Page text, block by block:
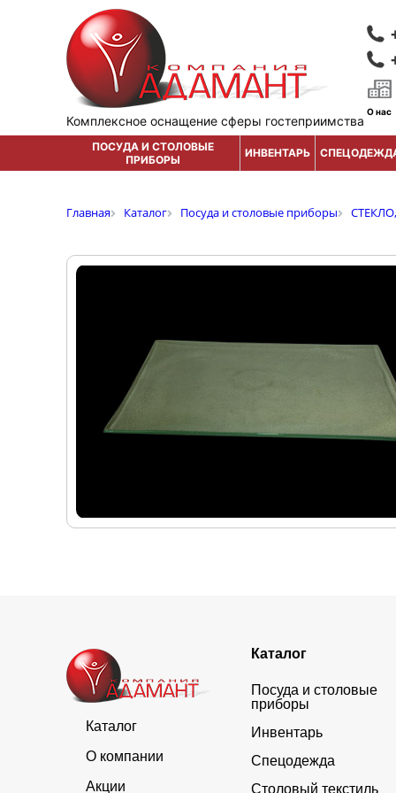
Комплексное оснащение сферы гостеприимства
О нас
ПОСУДА И СТОЛОВЫЕ
ПРИБОРЫ
ИНВЕНТАРЬ
Главная Каталог Посуда и столовые приборы
Каталог
О компании
Акции
Каталог
Посуда и столовые
приборы
Инвентарь
Спецодежда
Столовый текстиль